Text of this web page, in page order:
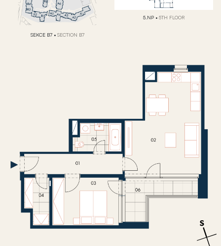
SEKCE B7 • SECTION B7
5.NP • 5TH FLOOR